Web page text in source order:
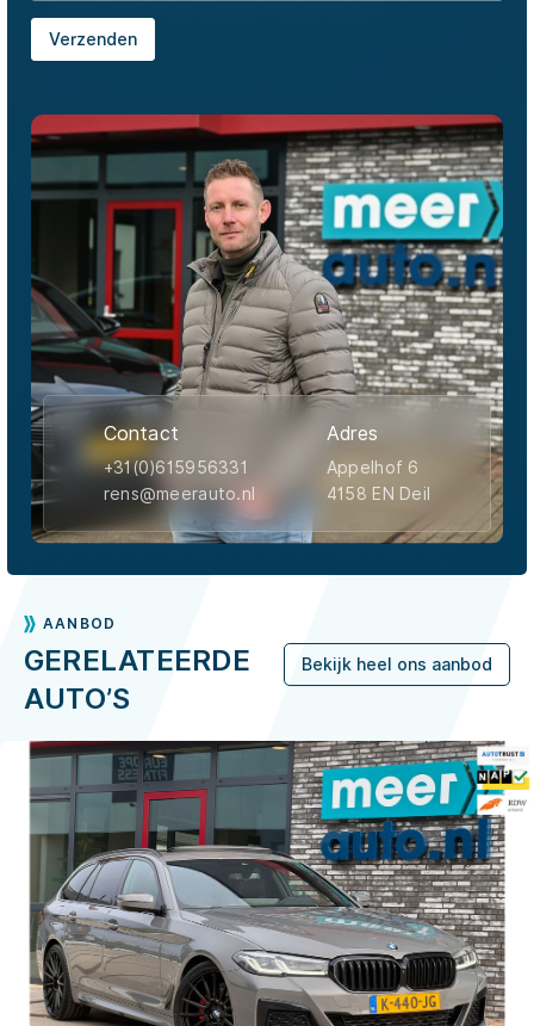
Verzenden
Contact
+31(0)615956331
rens@meerauto.nl
Adres
Appelhof 6
4158 EN Deil
AANBOD
GERELATEERDE
AUTO’S
Bekijk heel ons aanbod